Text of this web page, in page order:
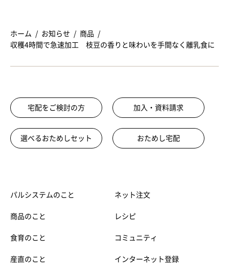
ホーム お知らせ
商品
収穫4時間で急速加工 枝豆の香りと味わいを手間なく離乳食に
宅配をご検討の方 加入・資料請求
選べるおためしセット おためし宅配
パルシステムのこと
商品のこと
食育のこと
産直のこと
ネット注文
レシピ
コミュニティ
インターネット登録